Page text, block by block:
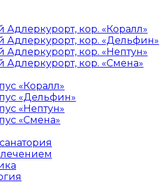
Адлеркурорт, кор. «Коралл»
Адлеркурорт, кор. «Дельфин»
Адлеркурорт, кор. «Нептун»
Адлеркурорт, кор. «Смена»
«Коралл»
«Дельфин»
«Нептун»
«Смена»
лечением